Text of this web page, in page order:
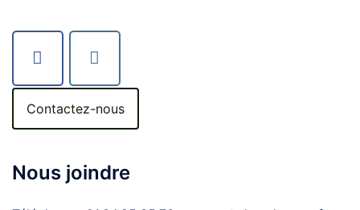
Contactez-nous
Nous joindre